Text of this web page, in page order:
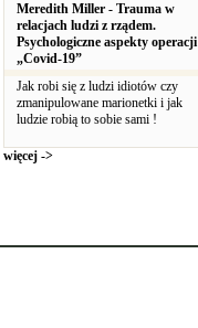
Meredith Miller - Trauma w
relacjach ludzi z rządem.
Psychologiczne aspekty operacji
„Covid-19”
Jak robi się z ludzi idiotów czy
zmanipulowane marionetki i jak
ludzie robią to sobie sami !
więcej ->